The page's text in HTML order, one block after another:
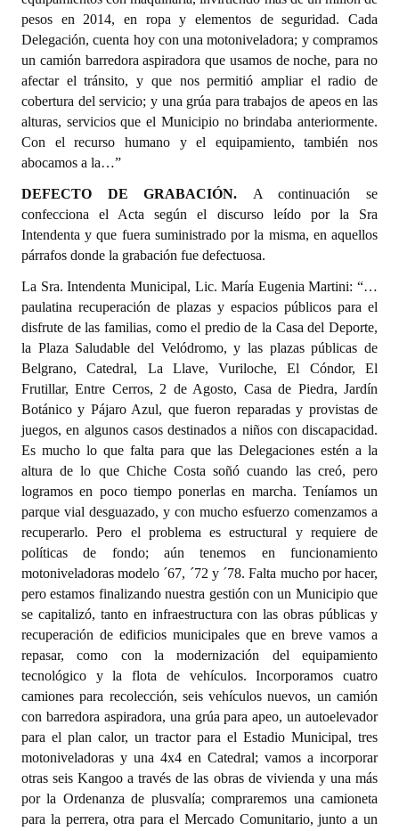
pesos en 2014, en ropa y elementos de seguridad. Cada
Delegación, cuenta hoy con una motoniveladora; y compramos
un camión barredora aspiradora que usamos de noche, para no
afectar el tránsito, y que nos permitió ampliar el radio de
cobertura del servicio; y una grúa para trabajos de apeos en las
alturas, servicios que el Municipio no brindaba anteriormente.
Con el recurso humano y el equipamiento, también nos
abocamos a la…”
DEFECTO DE GRABACIÓN. A continuación se
confecciona el Acta según el discurso leído por la Sra
Intendenta y que fuera suministrado por la misma, en aquellos
párrafos donde la grabación fue defectuosa.
La Sra. Intendenta Municipal, Lic. María Eugenia Martini: “…
paulatina recuperación de plazas y espacios públicos para el
disfrute de las familias, como el predio de la Casa del Deporte,
la Plaza Saludable del Velódromo, y las plazas públicas de
Belgrano, Catedral, La Llave, Vuriloche, El Cóndor, El
Frutillar, Entre Cerros, 2 de Agosto, Casa de Piedra, Jardín
Botánico y Pájaro Azul, que fueron reparadas y provistas de
juegos, en algunos casos destinados a niños con discapacidad.
Es mucho lo que falta para que las Delegaciones estén a la
altura de lo que Chiche Costa soñó cuando las creó, pero
logramos en poco tiempo ponerlas en marcha. Teníamos un
parque vial desguazado, y con mucho esfuerzo comenzamos a
recuperarlo. Pero el problema es estructural y requiere de
políticas de fondo; aún tenemos en funcionamiento
motoniveladoras modelo ´67, ´72 y ´78. Falta mucho por hacer,
pero estamos finalizando nuestra gestión con un Municipio que
se capitalizó, tanto en infraestructura con las obras públicas y
recuperación de edificios municipales que en breve vamos a
repasar, como con la modernización del equipamiento
tecnológico y la flota de vehículos. Incorporamos cuatro
camiones para recolección, seis vehículos nuevos, un camión
con barredora aspiradora, una grúa para apeo, un autoelevador
para el plan calor, un tractor para el Estadio Municipal, tres
motoniveladoras y una 4x4 en Catedral; vamos a incorporar
otras seis Kangoo a través de las obras de vivienda y una más
por la Ordenanza de plusvalía; compraremos una camioneta
para la perrera, otra para el Mercado Comunitario, junto a un